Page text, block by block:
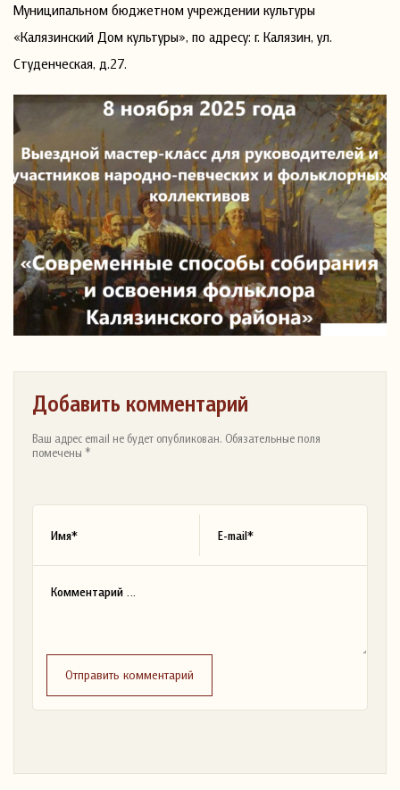
Муниципальном бюджетном учреждении культуры
«Калязинский Дом культуры», по адресу: г. Калязин, ул.
Студенческая, д.27.
Добавить комментарий
Ваш адрес email не будет опубликован. Обязательные поля
помечены *
Отправить комментарий